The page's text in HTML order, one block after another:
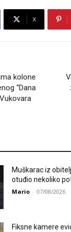
X
kolone
“Dana
Muškarac iz
otuđio nekoliko
Mario - 07/08/2026
Fiksne kamere